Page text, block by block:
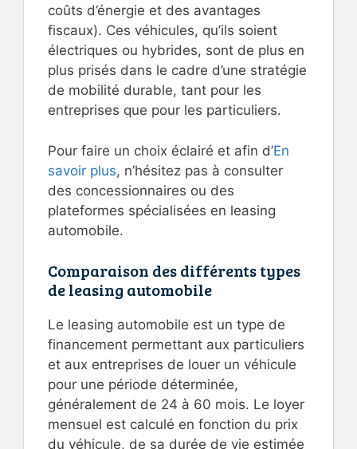
coûts d’énergie et des avantages
fiscaux). Ces véhicules, qu’ils soient
électriques ou hybrides, sont de plus en
plus prisés dans le cadre d’une stratégie
de mobilité durable, tant pour les
entreprises que pour les particuliers.
Pour faire un choix éclairé et afin d’En
savoir plus, n’hésitez pas à consulter
des concessionnaires ou des
plateformes spécialisées en leasing
automobile.
Comparaison des différents types
de leasing automobile
Le leasing automobile est un type de
financement permettant aux particuliers
et aux entreprises de louer un véhicule
pour une période déterminée,
généralement de 24 à 60 mois. Le loyer
mensuel est calculé en fonction du prix
du véhicule, de sa durée de vie estimée